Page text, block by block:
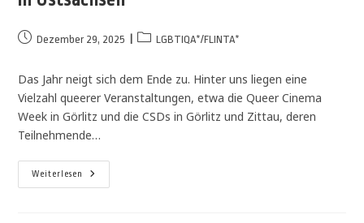
Dezember 29, 2025 LGBTIQA*/FLINTA*
Das Jahr neigt sich dem Ende zu. Hinter uns liegen eine
Vielzahl queerer Veranstaltungen, etwa die Queer Cinema
Week in Görlitz und die CSDs in Görlitz und Zittau, deren
Teilnehmende…
Weiterlesen